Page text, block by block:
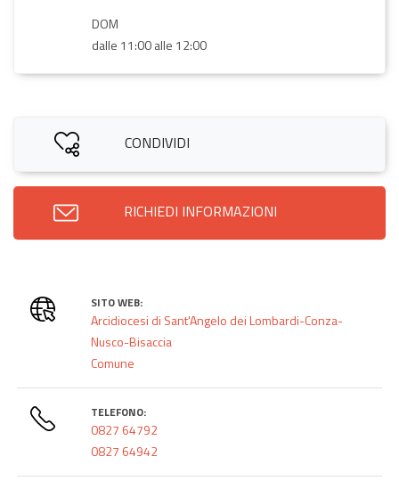
DOM
dalle 11:00 alle 12:00
CONDIVIDI
RICHIEDI INFORMAZIONI
SITO WEB:
Arcidiocesi di Sant'Angelo dei Lombardi-Conza-
Nusco-Bisaccia
Comune
TELEFONO:
0827 64792
0827 64942